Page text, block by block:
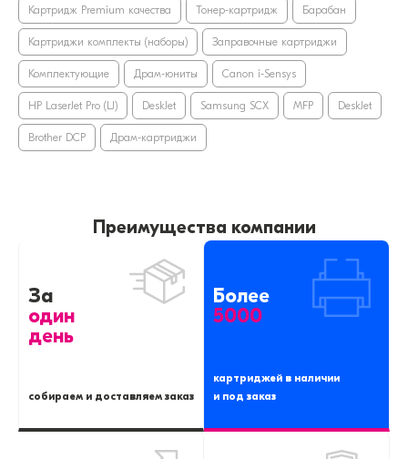
Картридж Premium качества Тонер-картридж Барабан
Картриджи комплекты (наборы) Заправочные картриджи
Комплектующие Драм-юниты Canon i-Sensys
HP LaserJet Pro (LJ) DeskJet Samsung SCX MFP DeskJet
Brother DCP Драм-картриджи
Преимущества компании
За
один
день
собираем и доставляем заказ
Более
5000
картриджей в наличии
и под заказ